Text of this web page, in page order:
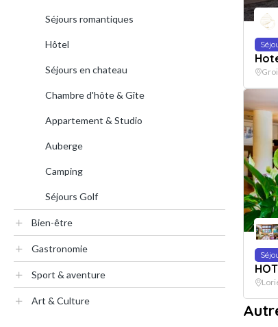
Séjours romantiques
Hôtel
Séjours en chateau
Chambre d'hôte & Gîte
Appartement & Studio
Auberge
Camping
Séjours Golf
Bien-être
Gastronomie
Sport & aventure
Art & Culture